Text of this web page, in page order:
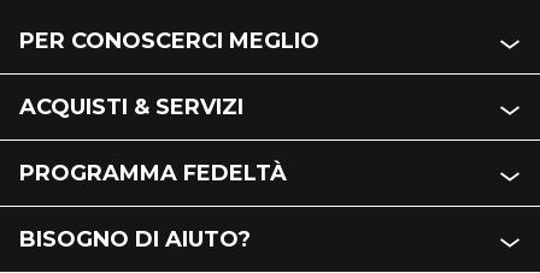
PER CONOSCERCI MEGLIO
ACQUISTI & SERVIZI
PROGRAMMA FEDELTÀ
BISOGNO DI AIUTO?